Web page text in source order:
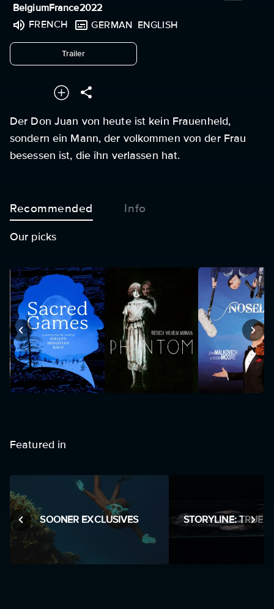
BelgiumFrance2022
FRENCH
GERMAN ENGLISH
Trailerundefined
Der Don Juan von heute ist kein Frauenheld,
sondern ein Mann, der volkommen von der Frau
besessen ist, die ihn verlassen hat.
Recommended Info
Our picks
Featured in
SOONER EXCLUSIVES STORYLINE: TRUE